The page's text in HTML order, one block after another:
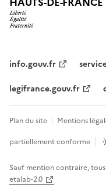
info.gouv.fr
legifrance.gouv.fr
Plan du site Mentions
partiellement conforme
Sauf mention contraire,
etalab-2.0